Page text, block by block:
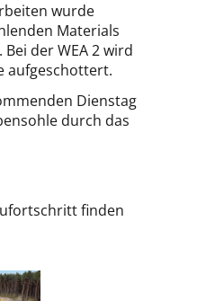
wurde
Materials
der WEA 2 wird
aufgeschottert.
Dienstag
durch das
finden